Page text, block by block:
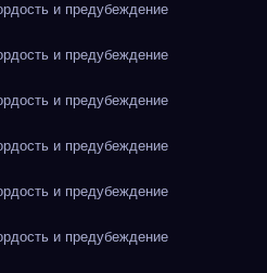
и предубеждение
и предубеждение
и предубеждение
и предубеждение
и предубеждение
и предубеждение